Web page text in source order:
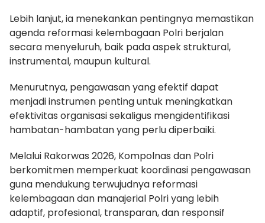
Lebih lanjut, ia menekankan pentingnya memastikan
agenda reformasi kelembagaan Polri berjalan
secara menyeluruh, baik pada aspek struktural,
instrumental, maupun kultural.
Menurutnya, pengawasan yang efektif dapat
menjadi instrumen penting untuk meningkatkan
efektivitas organisasi sekaligus mengidentifikasi
hambatan-hambatan yang perlu diperbaiki.
Melalui Rakorwas 2026, Kompolnas dan Polri
berkomitmen memperkuat koordinasi pengawasan
guna mendukung terwujudnya reformasi
kelembagaan dan manajerial Polri yang lebih
adaptif, profesional, transparan, dan responsif